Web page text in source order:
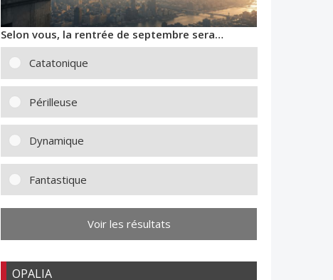
Selon vous, la rentrée de septembre sera…
Catatonique
Périlleuse
Dynamique
Fantastique
Voir les résultats
OPALIA